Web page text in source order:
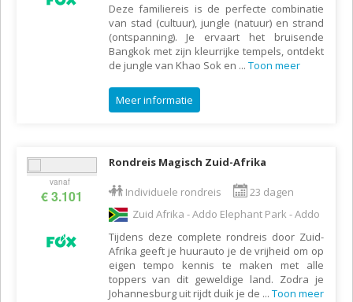
Deze familiereis is de perfecte combinatie
van stad (cultuur), jungle (natuur) en strand
(ontspanning). Je ervaart het bruisende
Bangkok met zijn kleurrijke tempels, ontdekt
de jungle van Khao Sok en ... Toon meer
Meer informatie
vanaf
€ 3.101
Rondreis Magisch Zuid-Afrika
Individuele rondreis
23 dagen
Zuid Afrika - Addo Elephant Park - Addo
Tijdens deze complete rondreis door Zuid-
Afrika geeft je huurauto je de vrijheid om op
eigen tempo kennis te maken met alle
toppers van dit geweldige land. Zodra je
Johannesburg uit rijdt duik je de ... Toon meer